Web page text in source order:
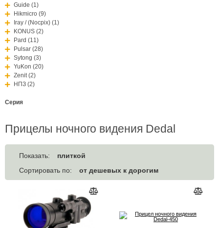
Guide (1)
Hikmicro (9)
Iray / (Nocpix) (1)
KONUS (2)
Pard (11)
Pulsar (28)
Sytong (3)
YuKon (20)
Zenit (2)
НПЗ (2)
Серия
Прицелы ночного видения Dedal
Показать:
плиткой
Сортировать по:
от дешевых к дорогим